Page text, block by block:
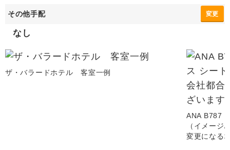
その他手配 変更
なし
ザ・バラードホテル 客室一例
ANA B787
（イメージ
変更になる